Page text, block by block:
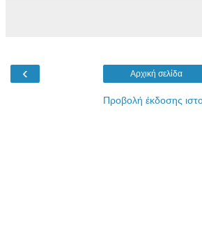
‹ Αρχική σελίδα
Προβολή έκδοσης